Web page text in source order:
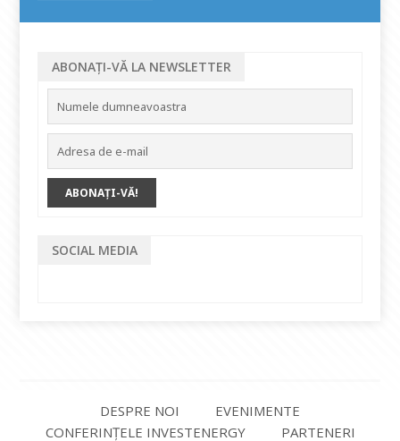
ABONAȚI-VĂ LA NEWSLETTER
SOCIAL MEDIA
DESPRE NOI
EVENIMENTE
CONFERINȚELE INVESTENERGY
PARTENERI